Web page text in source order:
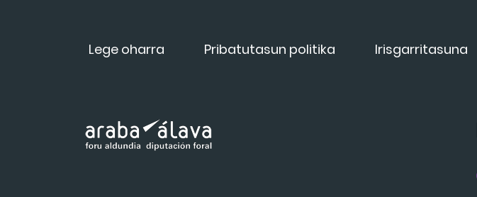
Lege oharra Pribatutasun politika Irisgarritasuna